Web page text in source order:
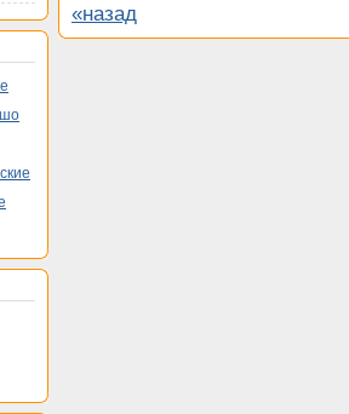
«назад